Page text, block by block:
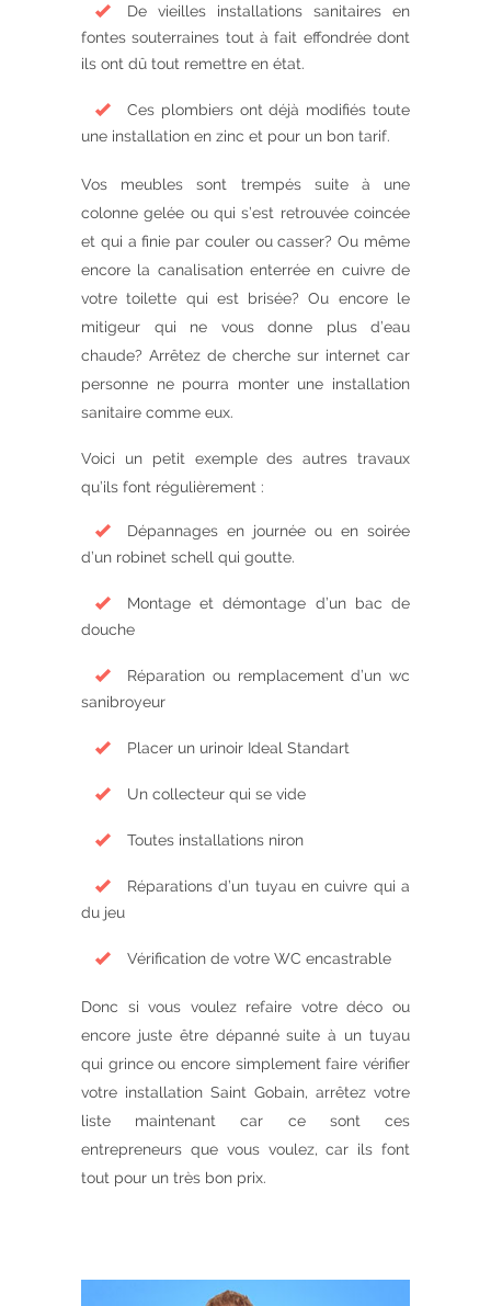
De vieilles installations sanitaires en
fontes souterraines tout à fait effondrée dont
ils ont dû tout remettre en état.
Ces plombiers ont déjà modifiés toute
une installation en zinc et pour un bon tarif.
Vos meubles sont trempés suite à une
colonne gelée ou qui s’est retrouvée coincée
et qui a finie par couler ou casser? Ou même
encore la canalisation enterrée en cuivre de
votre toilette qui est brisée? Ou encore le
mitigeur qui ne vous donne plus d’eau
chaude? Arrêtez de cherche sur internet car
personne ne pourra monter une installation
sanitaire comme eux.
Voici un petit exemple des autres travaux
qu’ils font régulièrement :
Dépannages en journée ou en soirée
d’un robinet schell qui goutte.
Montage et démontage d’un bac de
douche
Réparation ou remplacement d’un wc
sanibroyeur
Placer un urinoir Ideal Standart
Un collecteur qui se vide
Toutes installations niron
Réparations d’un tuyau en cuivre qui a
du jeu
Vérification de votre WC encastrable
Donc si vous voulez refaire votre déco ou
encore juste être dépanné suite à un tuyau
qui grince ou encore simplement faire vérifier
votre installation Saint Gobain, arrêtez votre
liste maintenant car ce sont ces
entrepreneurs que vous voulez, car ils font
tout pour un très bon prix.